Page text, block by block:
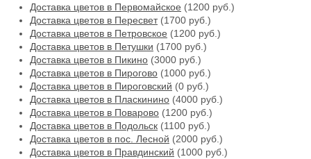
Доставка цветов в Первомайское (1200 руб.)
Доставка цветов в Пересвет(1700 руб.)
Доставка цветов в Петровское (1200 руб.)
Доставка цветов в Петушки (1700 руб.)
Доставка цветов в Пикино (3000 руб.)
Доставка цветов в Пирогово (1000 руб.)
Доставка цветов в Пироговский (0 руб.)
Доставка цветов в Пласкинино (4000 руб.)
Доставка цветов в Поварово (1200 руб.)
Доставка цветов в Подольск (1100 руб.)
Доставка цветов в пос. Лесной (2000 руб.)
Доставка цветов в Правдинский (1000 руб.)